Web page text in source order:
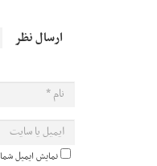
ارسال نظر
نمایش ایمیل شما